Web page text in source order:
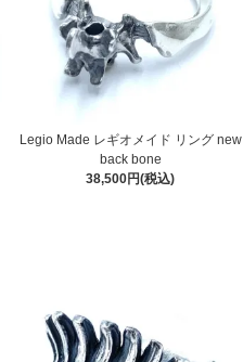
Legio Made レギオメイド リング new
back bone
38,500円(税込)